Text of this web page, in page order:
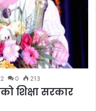
0 213
शिक्षा सरकार